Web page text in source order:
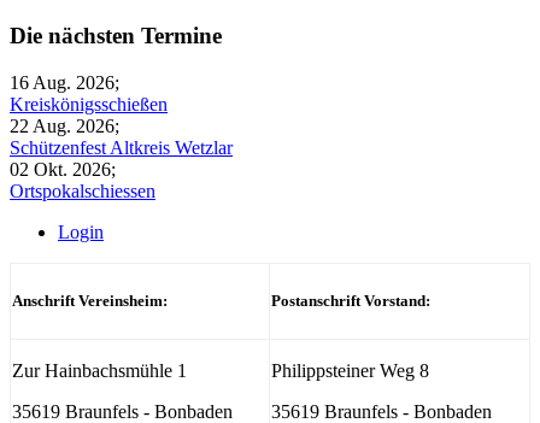
Die nächsten Termine
16 Aug. 2026;
Kreiskönigsschießen
22 Aug. 2026;
Schützenfest Altkreis Wetzlar
02 Okt. 2026;
Ortspokalschiessen
Login
Anschrift Vereinsheim: Postanschrift Vorstand:
Zur Hainbachsmühle 1
35619 Braunfels - Bonbaden
Philippsteiner Weg 8
35619 Braunfels - Bonbaden